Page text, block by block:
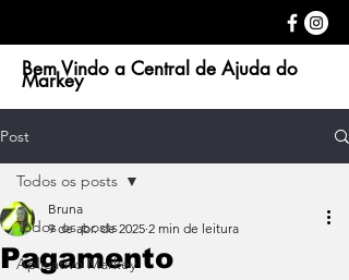
Bem Vindo a Central de Ajuda do
Markey
Post
Todos os posts
Aplicativo Markey
Todos os posts
Pagamento
Bruna
9 de abr. de 2025 2 min de leitura